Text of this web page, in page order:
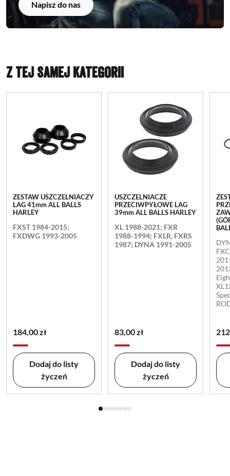
Napisz do nas
Z TEJ SAMEJ KATEGORII
ZESTAW USZCZELNIACZY
LAG 41mm ALL BALLS
HARLEY
FXST 1984-2015;
FXDWG 1993-2005
184,00 zł
Dodaj do listy
życzeń
USZCZELNIACZE
PRZECIWPYŁOWE LAG
39mm ALL BALLS HARLEY
XL 1988-2021; FXR
1988-1994; FXLR, FXRS
1987; DYNA 1991-2005
83,00 zł
Dodaj do listy
życzeń